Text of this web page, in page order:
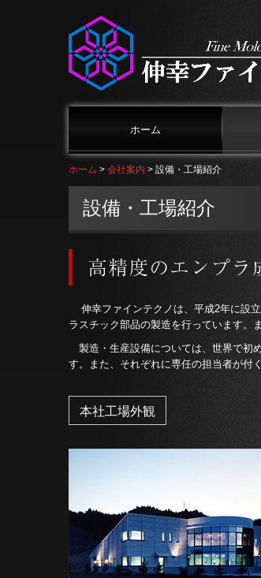
ホーム
ホーム 会社案内 設備・工場紹介
設備・工場紹介
伸幸ファインテクノは、平成2年に設
ラスチック部品の製造を行っています。
製造・生産設備については、世界で初
す。また、それぞれに専任の担当者が付
本社工場外観